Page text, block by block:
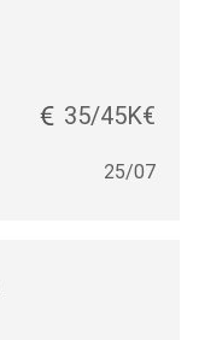
35/45K€
25/07